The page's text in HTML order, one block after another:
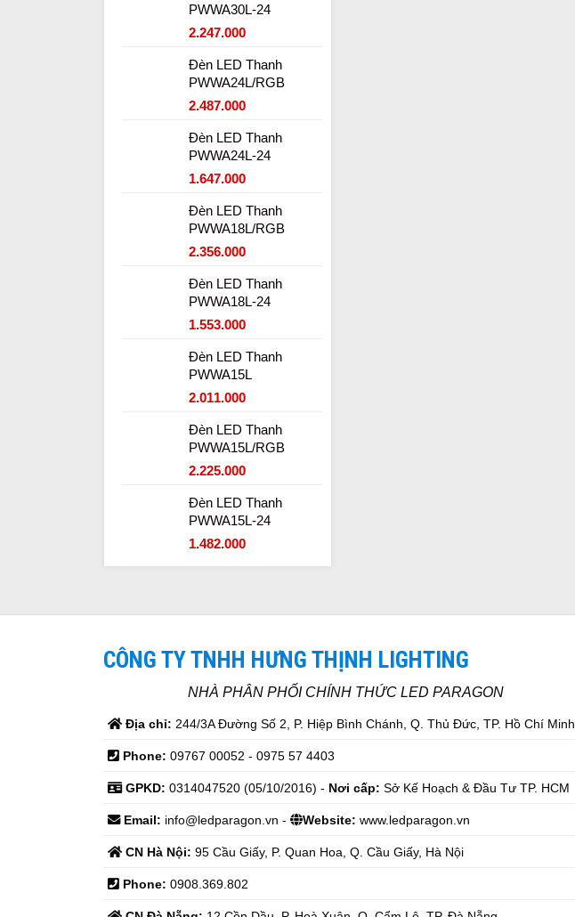
PWWA30L-24
2.247.000
Đèn LED Thanh
PWWA24L/RGB
2.487.000
Đèn LED Thanh
PWWA24L-24
1.647.000
Đèn LED Thanh
PWWA18L/RGB
2.356.000
Đèn LED Thanh
PWWA18L-24
1.553.000
Đèn LED Thanh
PWWA15L
2.011.000
Đèn LED Thanh
PWWA15L/RGB
2.225.000
Đèn LED Thanh
PWWA15L-24
1.482.000
CÔNG TY TNHH HƯNG THỊNH LIGHTING
NHÀ PHÂN PHỐI CHÍNH THỨC LED PARAGON
Địa chỉ: 244/3A Đường Số 2, P. Hiệp Bình Chánh, Q. Thủ Đức, TP. Hồ Chí Minh
Phone: 09767 00052 - 0975 57 4403
GPKD: 0314047520 (05/10/2016) - Nơi cấp: Sở Kế Hoạch & Đầu Tư TP. HCM
Email: info@ledparagon.vn - Website: www.ledparagon.vn
CN Hà Nội: 95 Cầu Giấy, P. Quan Hoa, Q. Cầu Giấy, Hà Nội
Phone: 0908.369.802